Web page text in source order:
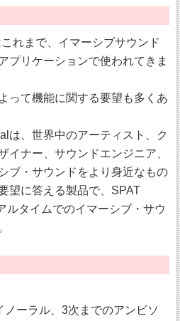
れまで、イマーシブサウンド
プリケーションで使われてきま
って機能に関する要望も多くあ
は、世界中のアーティスト、ク
イナー、サウンドエンジニア、
ブ・サウンドをより身近なもの
望に答える製品で、SPAT
ルタイムでのイマーシブ・サウ
ーラル、3次までのアンビソ